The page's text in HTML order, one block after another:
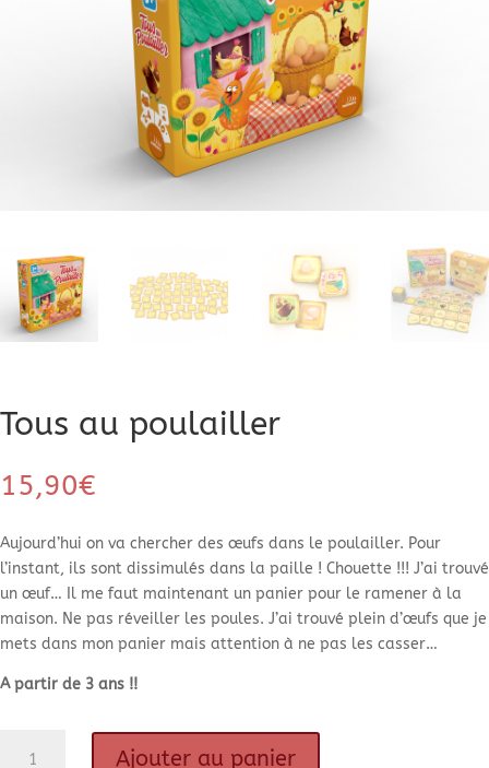
Tous au poulailler
15,90€
Aujourd’hui on va chercher des œufs dans le poulailler. Pour
l’instant, ils sont dissimulés dans la paille ! Chouette !!! J’ai trouvé
un œuf… Il me faut maintenant un panier pour le ramener à la
maison. Ne pas réveiller les poules. J’ai trouvé plein d’œufs que je
mets dans mon panier mais attention à ne pas les casser…
A partir de 3 ans !!
Ajouter au panier